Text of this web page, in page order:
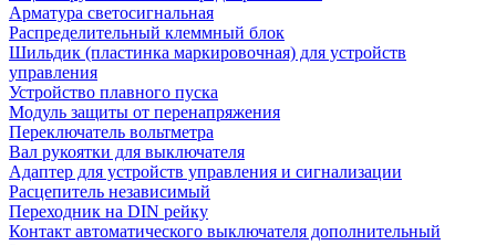
Арматура светосигнальная
Распределительный клеммный блок
Шильдик (пластинка маркировочная) для устройств
управления
Устройство плавного пуска
Модуль защиты от перенапряжения
Переключатель вольтметра
Вал рукоятки для выключателя
Адаптер для устройств управления и сигнализации
Расцепитель независимый
Переходник на DIN рейку
Контакт автоматического выключателя дополнительный